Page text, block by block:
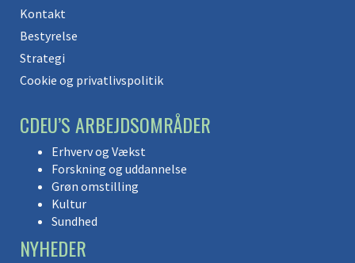
Kontakt
Bestyrelse
Strategi
Cookie og privatlivspolitik
CDEU’S ARBEJDSOMRÅDER
Erhverv og Vækst
Forskning og uddannelse
Grøn omstilling
Kultur
Sundhed
NYHEDER